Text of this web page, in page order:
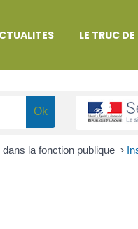
LE TRUC
la fonction publique >